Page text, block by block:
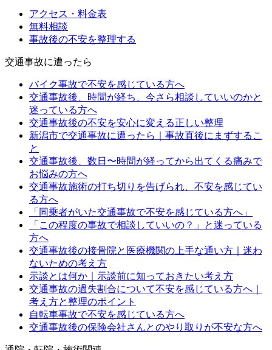
アクセス・料金表
無料相談
事故後の不安を整理する
交通事故に遭ったら
バイク事故で不安を感じている方へ
交通事故後、時間が経ち、今さら相談していいのかと
迷っている方へ
交通事故後の不安を安心に変える正しい整理
新潟市で交通事故に遭ったら｜事故直後にまずするこ
と
交通事故後、数日〜時間が経ってから出てくる痛みで
お悩みの方へ
交通事故施術の打ち切りを告げられ、不安を感じてい
る方へ
「同乗者がいた交通事故で不安を感じている方へ」
「この程度の事故で相談していいの？」と迷っている
方へ
交通事故後の接骨院と医療機関の上手な通い方｜迷わ
ないための考え方
示談とは何か｜示談前に知っておきたい考え方
交通事故の過失割合について不安を感じている方へ｜
考え方と整理のポイント
自転車事故で不安を感じている方へ
交通事故後の保険会社さんとのやり取りが不安な方へ